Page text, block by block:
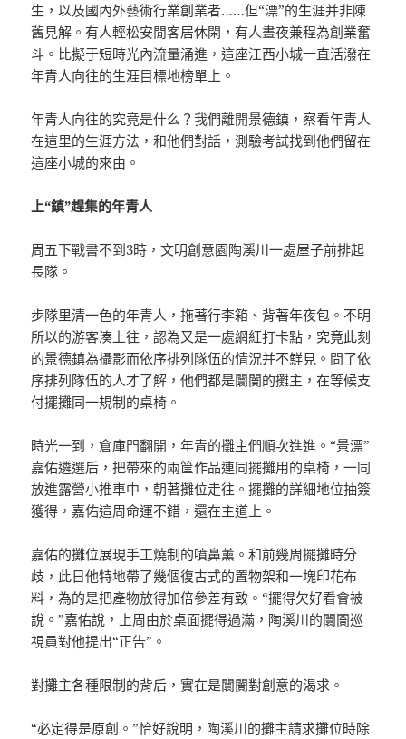
生，以及國內外藝術行業創業者……但“漂”的生涯并非陳
舊見解。有人輕松安閒客居休閑，有人晝夜兼程為創業奮
斗。比擬于短時光內流量涌進，這座江西小城一直活潑在
年青人向往的生涯目標地榜單上。
年青人向往的究竟是什么？我們離開景德鎮，察看年青人
在這里的生涯方法，和他們對話，測驗考試找到他們留在
這座小城的來由。
上“鎮”趕集的年青人
周五下戰書不到3時，文明創意園陶溪川一處屋子前排起
長隊。
步隊里清一色的年青人，拖著行李箱、背著年夜包。不明
所以的游客湊上往，認為又是一處網紅打卡點，究竟此刻
的景德鎮為攝影而依序排列隊伍的情況并不鮮見。問了依
序排列隊伍的人才了解，他們都是闤闠的攤主，在等候支
付擺攤同一規制的桌椅。
時光一到，倉庫門翻開，年青的攤主們順次進進。“景漂”
嘉佑遴選后，把帶來的兩筐作品連同擺攤用的桌椅，一同
放進露營小推車中，朝著攤位走往。擺攤的詳細地位抽簽
獲得，嘉佑這周命運不錯，還在主道上。
嘉佑的攤位展現手工燒制的噴鼻薰。和前幾周擺攤時分
歧，此日他特地帶了幾個復古式的置物架和一塊印花布
料，為的是把產物放得加倍參差有致。“擺得欠好看會被
說。”嘉佑說，上周由於桌面擺得過滿，陶溪川的闤闠巡
視員對他提出“正告”。
對攤主各種限制的背后，實在是闤闠對創意的渴求。
“必定得是原創。”恰好說明，陶溪川的攤主請求攤位時除